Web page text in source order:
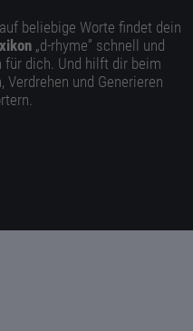
beliebige Worte findet dein
„d-rhyme” schnell und
für dich. Und hilft dir beim
Verdrehen und Generieren